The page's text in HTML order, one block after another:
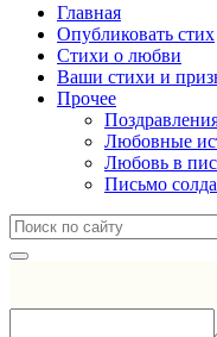
Главная
Опубликовать стих
Стихи о любви
Ваши стихи и
Прочее
Любовные
Любовь в
Письмо